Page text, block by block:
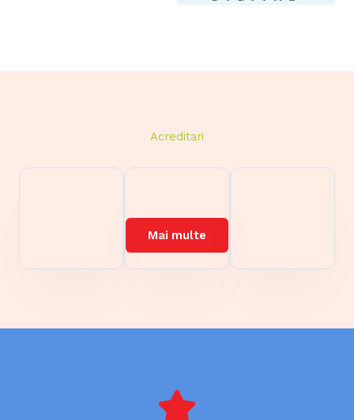
Acreditari
Mai multe